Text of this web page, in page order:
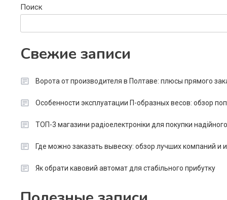
Поиск
Свежие записи
Ворота от производителя в Полтаве: плюсы прямого
Особенности эксплуатации П-образных весов: обзор
ТОП-3 магазини радіоелектроніки для покупки
Где можно заказать вывеску: обзор лучших компаний и
Як обрати кавовий автомат для стабільного прибутку